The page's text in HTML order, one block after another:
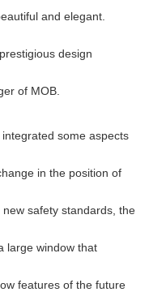
and elegant.
design
of MOB.
some aspects
in the position of
safety standards, the
large window that
features of the future